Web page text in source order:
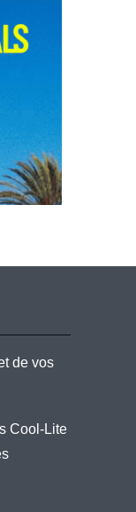
de vos
Cool-Lite